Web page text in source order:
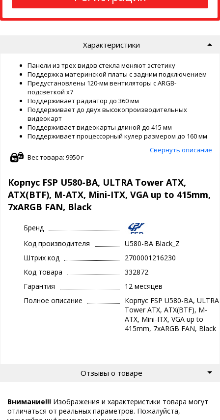
Характеристики
Панели из трех видов стекла меняют эстетику
Поддержка материнской платы с задним подключением
Предустановлены 120-мм вентиляторы с ARGB-
подсветкой x7
Поддерживает радиатор до 360 мм
Поддерживает до двух высокопроизводительных
видеокарт
Поддерживает видеокарты длиной до 415 мм
Поддерживает процессорный кулер размером до 160 мм
Свернуть описание
Вес товара: 9950 г
Корпус FSP U580-BA, ULTRA Tower ATX,
ATX(BTF), M-ATX, Mini-ITX, VGA up to 415mm,
7xARGB FAN, Black
Бренд
Код производителя
U580-BA Black_Z
Штрих код
2700001216230
Код товара
332872
Гарантия
12 месяцев
Полное описание
Корпус FSP U580-BA, ULTRA
Tower ATX, ATX(BTF), M-
ATX, Mini-ITX, VGA up to
415mm, 7xARGB FAN, Black
Отзывы о товаре
Внимание!!! Изображения и характеристики товара могут
отличаться от реальных параметров. Пожалуйста,